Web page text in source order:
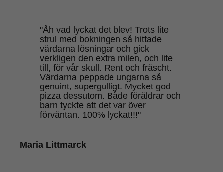
"Åh vad lyckat det blev! Trots lite
strul med bokningen så hittade
värdarna lösningar och gick
verkligen den extra milen, och lite
till, för vår skull. Rent och fräscht.
Värdarna peppade ungarna så
genuint, supergulligt. Mycket god
pizza dessutom. Både föräldrar och
barn tyckte att det var över
förväntan. 100% lyckat!!!"
Maria Littmarck